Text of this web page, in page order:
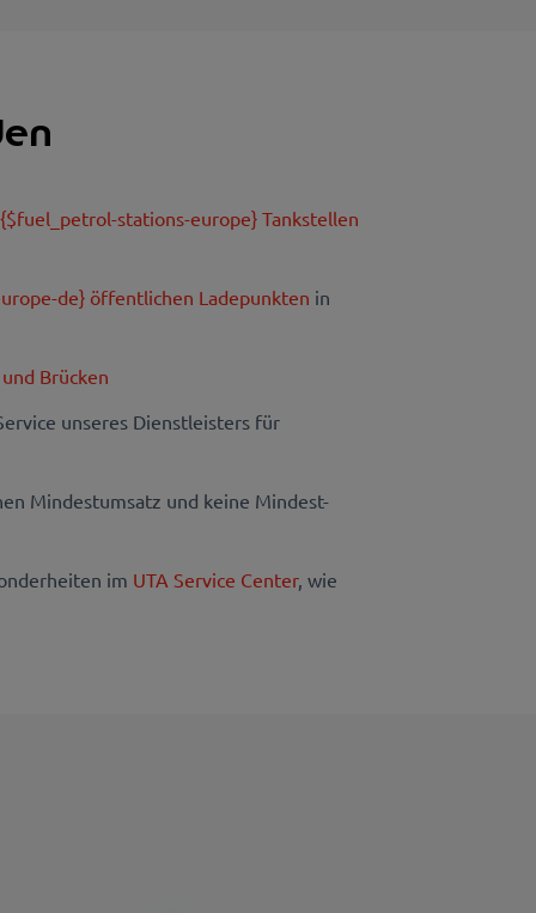
{$fuel_petrol-stations-europe} Tankstellen
de} öffentlichen Ladepunkten in
Brücken
unseres Dienstleisters für
Mindestumsatz und keine Mindest-
im UTA Service Center, wie